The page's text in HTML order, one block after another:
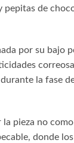
de
por su
la fase
pieza no
donde